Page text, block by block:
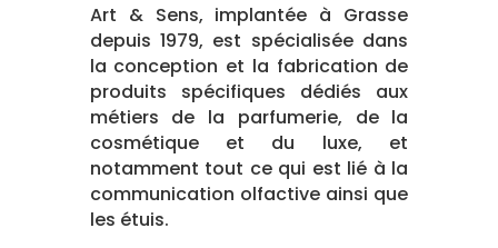
Art & Sens, implantée à Grasse
depuis 1979, est spécialisée dans
la conception et la fabrication de
produits spécifiques dédiés aux
métiers de la parfumerie, de la
cosmétique et du luxe, et
notamment tout ce qui est lié à la
communication olfactive ainsi que
les étuis.